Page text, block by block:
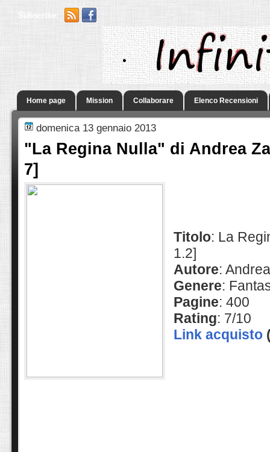
Subscribe:
.
Home page Mission Collaborare Elenco Recensioni
domenica 13 gennaio 2013
"La Regina Nulla" di Andrea
7]
Titolo: La
1.2]
Autore:
Genere:
Pagine: 400
Rating: 7/10
Link acquisto